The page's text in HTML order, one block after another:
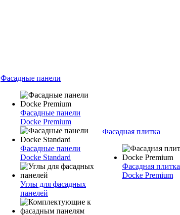
Фасадные панели
Фасадные панели
Docke Premium
Фасадные панели
Docke Standard
Углы для фасадных
панелей
Фасадная плитка
Фасадная плитка
Docke Premium